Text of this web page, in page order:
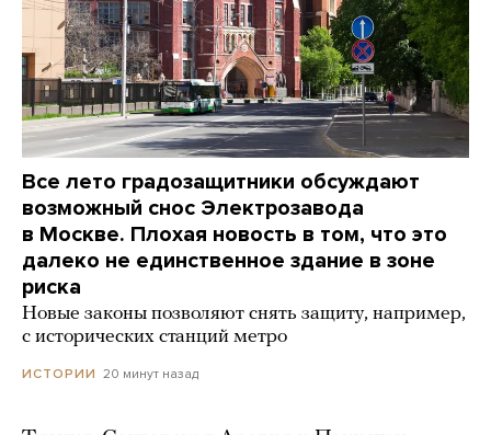
Все лето градозащитники обсуждают
возможный снос Электрозавода
в Москве. Плохая новость в том, что это
далеко не единственное здание в зоне
риска
Новые законы позволяют снять защиту, например,
с исторических станций метро
ИСТОРИИ 20 минут назад